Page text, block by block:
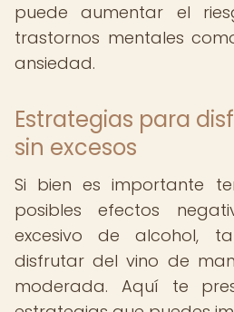
puede aumentar el
trastornos mentales
ansiedad.
Estrategias para
sin excesos
Si bien es importante
posibles efectos
excesivo de alcohol,
disfrutar del vino de
moderada. Aquí te